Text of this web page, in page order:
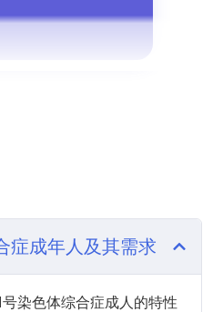
症成年人及其需求
号染色体综合症成人的特性